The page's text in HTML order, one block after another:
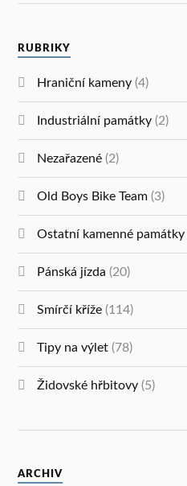
RUBRIKY
Hraniční kameny (4)
Industriální památky (2)
Nezařazené (2)
Old Boys Bike Team (3)
Ostatní kamenné památky
Pánská jízda (20)
Smírčí kříže (114)
Tipy na výlet (78)
Židovské hřbitovy (5)
ARCHIV